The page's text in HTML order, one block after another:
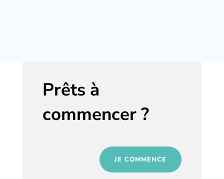
Prêts à
commencer ?
JE COMMENCE